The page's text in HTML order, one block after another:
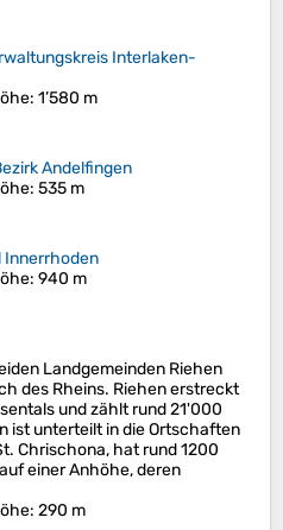
Interlaken-
: 1’580 m
Andelfingen
: 535 m
Innerrhoden
: 940 m
Landgemeinden Riehen
des Rheins. Riehen erstreckt
und zählt rund 21'000
ist unterteilt in die Ortschaften
Chrischona, hat rund 1200
einer Anhöhe, deren
: 290 m